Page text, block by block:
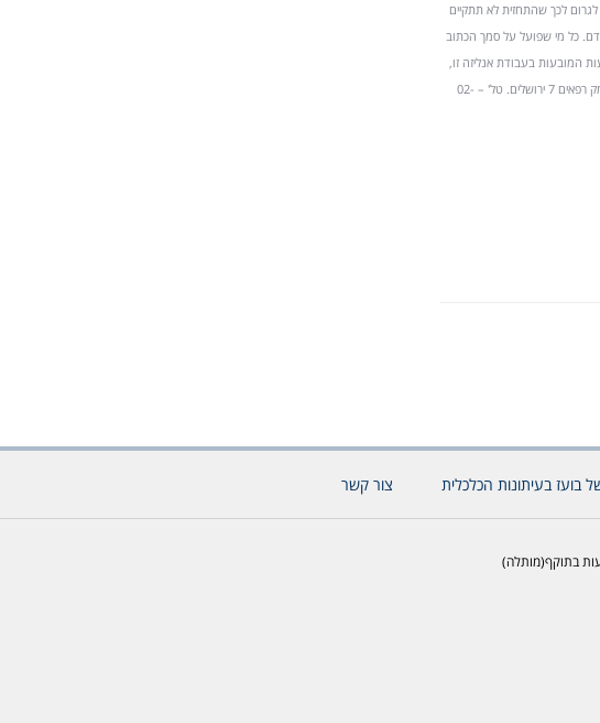
לגרום לכך שהתחזית לא תתקיים
כל מי שפועל על סמך הכתוב
(רישיון מספר 4786) . אני מצהיר בזאת שהדעות המובעות בעבודת אנליזה זו,
משקפות נאמנה את דעותיי האישיות על ניירות הערך המסוקרים. בועז אילון,,MBA תטא 1 השקעות וניירות ערך בע"מ, עמק רפאים 7 ירושלים. טל' – 02-
בועז בעיתונות הכלכלית צור קשר